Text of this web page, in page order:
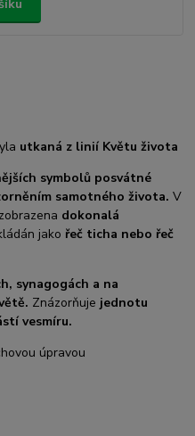
utkaná z linií Květu života
symbolů posvátné
samotného života.V
dokonalá
jako řeč ticha nebo řeč
synagogách a na
Znázorňuje jednotu
vesmíru.
úpravou